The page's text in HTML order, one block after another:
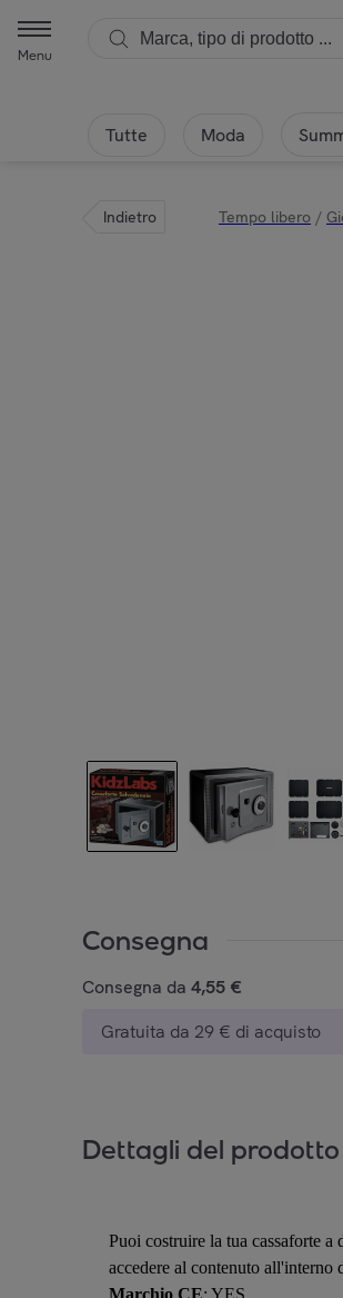
Menu
Tutte Moda
Indietro Tempo libero /
Consegna
Consegna da 4,55 €
Gratuita da 29 € di acquisto
Dettagli del prodotto
Puoi costruire la tua cassaforte
accedere al contenuto all'interno
Marchio CE: YES